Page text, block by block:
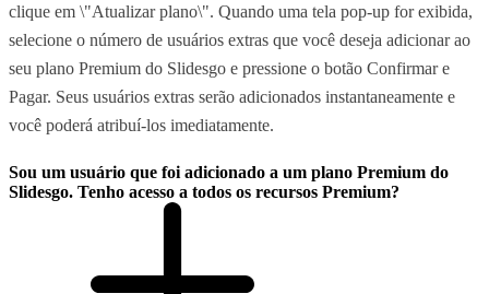
clique em \"Atualizar plano\". Quando uma tela pop-up for exibida,
selecione o número de usuários extras que você deseja adicionar ao
seu plano Premium do Slidesgo e pressione o botão Confirmar e
Pagar. Seus usuários extras serão adicionados instantaneamente e
você poderá atribuí-los imediatamente.
Sou um usuário que foi adicionado a um plano Premium do
Slidesgo. Tenho acesso a todos os recursos Premium?